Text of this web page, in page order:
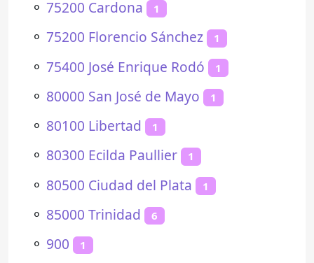
⚬ 75200 Cardona 1
⚬ 75200 Florencio Sánchez 1
⚬ 75400 José Enrique Rodó 1
⚬ 80000 San José de Mayo 1
⚬ 80100 Libertad 1
⚬ 80300 Ecilda Paullier 1
⚬ 80500 Ciudad del Plata 1
⚬ 85000 Trinidad 6
⚬ 900 1